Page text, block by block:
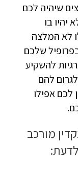
שיהיה לכם
יהיו בו
לא המלצה
שלכם
להשקיע
להם
אפילו
מורכב